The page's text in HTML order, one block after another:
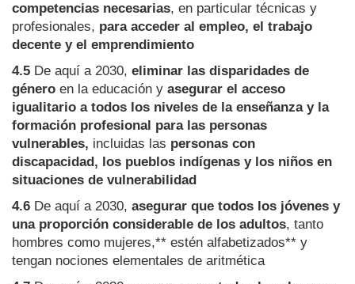
competencias necesarias, en particular técnicas y
profesionales, para acceder al empleo, el trabajo
decente y el emprendimiento
4.5 De aquí a 2030, eliminar las disparidades de
género en la educación y asegurar el acceso
igualitario a todos los niveles de la enseñanza y la
formación profesional para las personas
vulnerables, incluidas las personas con
discapacidad, los pueblos indígenas y los niños en
situaciones de vulnerabilidad
4.6 De aquí a 2030, asegurar que todos los jóvenes y
una proporción considerable de los adultos, tanto
hombres como mujeres,** estén alfabetizados** y
tengan nociones elementales de aritmética